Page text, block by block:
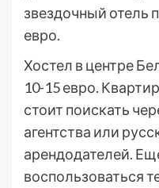
звездочный отель
евро.
Хостел в центре
10-15 евро.
стоит поискать
агентства или
арендодателей.
воспользоваться